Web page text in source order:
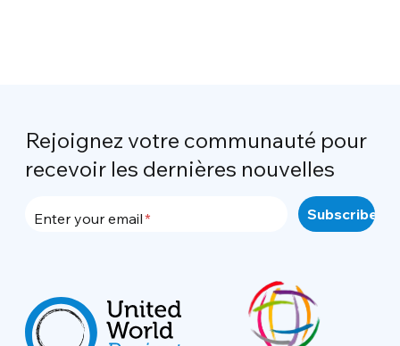
Rejoignez votre communauté pour
recevoir les dernières nouvelles
Enter your email